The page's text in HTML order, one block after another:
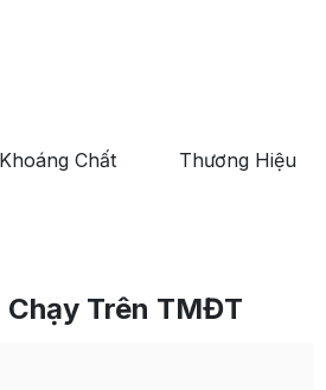
Chất Thương Hiệu
Trên TMĐT